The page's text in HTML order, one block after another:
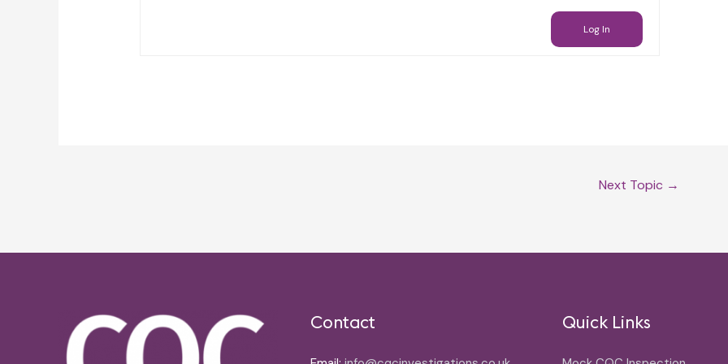
Log In
Next Topic →
Contact Quick Links